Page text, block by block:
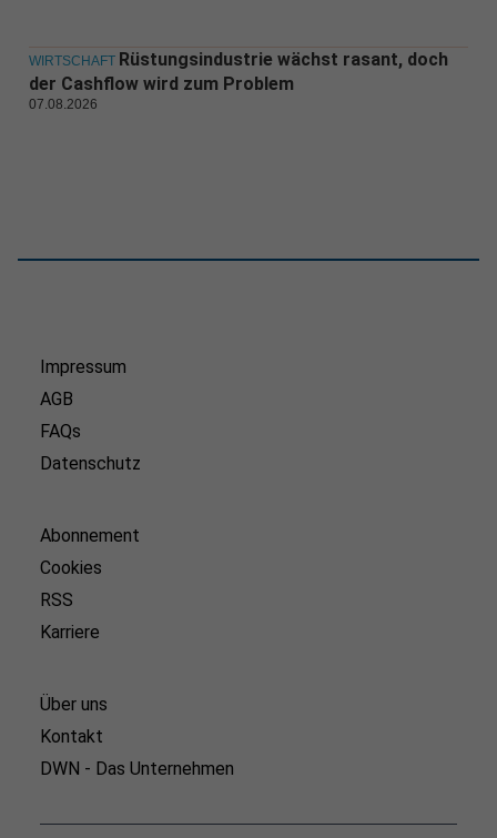
WIRTSCHAFT Rüstungsindustrie wächst rasant, doch
der Cashflow wird zum Problem
07.08.2026
Impressum
AGB
FAQs
Datenschutz
Abonnement
Cookies
RSS
Karriere
Über uns
Kontakt
DWN - Das Unternehmen